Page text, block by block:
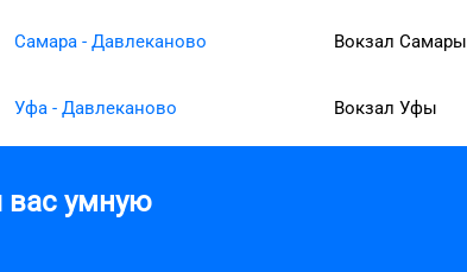
Самара - Давлеканово Вокзал Самары
Уфа - Давлеканово Вокзал Уфы
вас умную